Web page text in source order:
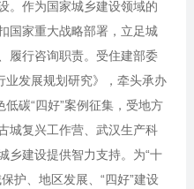
作为国家城乡建设领域的
国家重大战略部署，立足城
履行咨询职责。受住建部委
业发展规划研究》，牵头承办
碳“四好”案例征集，受地方
城复兴工作营、武汉生产科
乡建设提供智力支持。为“十
护、地区发展、“四好”建设